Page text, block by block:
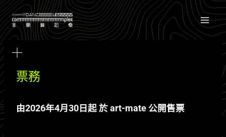
Skip
to
content
票務
由2026年4月30日起 於 art-mate 公開售票